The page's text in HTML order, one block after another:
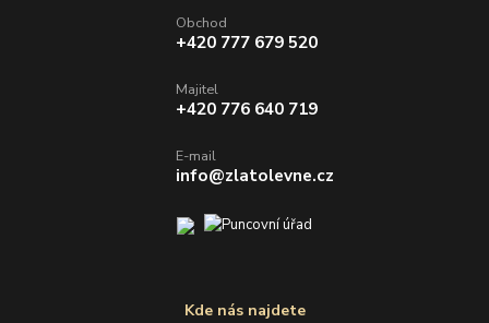
Kde nás najdete
Obchod
+420 777 679 520
Majitel
+420 776 640 719
E-mail
info@zlatolevne.cz